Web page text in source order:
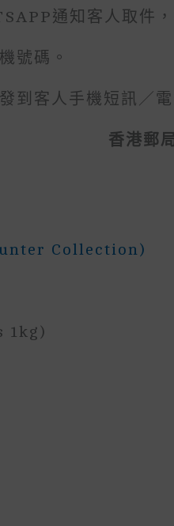
通知客人取件
號碼。
到客人手機短訊／電
香港郵
Collection)
1kg)